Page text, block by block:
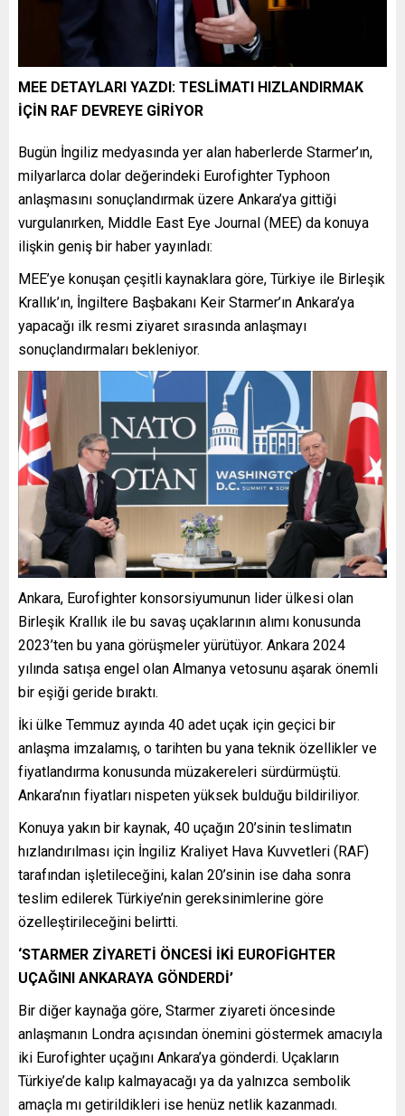
MEE DETAYLARI YAZDI: TESLİMATI HIZLANDIRMAK
İÇİN RAF DEVREYE GİRİYOR
Bugün İngiliz medyasında yer alan haberlerde Starmer’ın,
milyarlarca dolar değerindeki Eurofighter Typhoon
anlaşmasını sonuçlandırmak üzere Ankara’ya gittiği
vurgulanırken, Middle East Eye Journal (MEE) da konuya
ilişkin geniş bir haber yayınladı:
MEE’ye konuşan çeşitli kaynaklara göre, Türkiye ile Birleşik
Krallık’ın, İngiltere Başbakanı Keir Starmer’ın Ankara’ya
yapacağı ilk resmi ziyaret sırasında anlaşmayı
sonuçlandırmaları bekleniyor.
Ankara, Eurofighter konsorsiyumunun lider ülkesi olan
Birleşik Krallık ile bu savaş uçaklarının alımı konusunda
2023’ten bu yana görüşmeler yürütüyor. Ankara 2024
yılında satışa engel olan Almanya vetosunu aşarak önemli
bir eşiği geride bıraktı.
İki ülke Temmuz ayında 40 adet uçak için geçici bir
anlaşma imzalamış, o tarihten bu yana teknik özellikler ve
fiyatlandırma konusunda müzakereleri sürdürmüştü.
Ankara’nın fiyatları nispeten yüksek bulduğu bildiriliyor.
Konuya yakın bir kaynak, 40 uçağın 20’sinin teslimatın
hızlandırılması için İngiliz Kraliyet Hava Kuvvetleri (RAF)
tarafından işletileceğini, kalan 20’sinin ise daha sonra
teslim edilerek Türkiye’nin gereksinimlerine göre
özelleştirileceğini belirtti.
‘STARMER ZİYARETİ ÖNCESİ İKİ EUROFİGHTER
UÇAĞINI ANKARAYA GÖNDERDİ’
Bir diğer kaynağa göre, Starmer ziyareti öncesinde
anlaşmanın Londra açısından önemini göstermek amacıyla
iki Eurofighter uçağını Ankara’ya gönderdi. Uçakların
Türkiye’de kalıp kalmayacağı ya da yalnızca sembolik
amaçla mı getirildikleri ise henüz netlik kazanmadı.